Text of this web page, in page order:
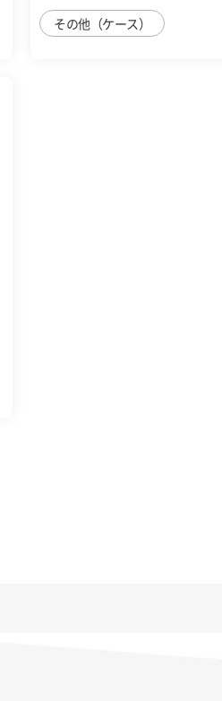
その他（ケース）